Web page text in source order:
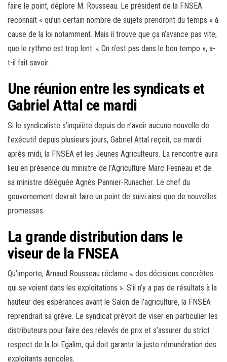
faire le point, déplore M. Rousseau. Le président de la FNSEA
reconnaît « qu’un certain nombre de sujets prendront du temps » à
cause de la loi notamment. Mais il trouve que ça n’avance pas vite,
que le rythme est trop lent. « On n’est pas dans le bon tempo », a-
t-il fait savoir.
Une réunion entre les syndicats et
Gabriel Attal ce mardi
Si le syndicaliste s’inquiète depuis de n’avoir aucune nouvelle de
l’exécutif depuis plusieurs jours, Gabriel Attal reçoit, ce mardi
après-midi, la FNSEA et les Jeunes Agriculteurs. La rencontre aura
lieu en présence du ministre de l’Agriculture Marc Fesneau et de
sa ministre déléguée Agnès Pannier-Runacher. Le chef du
gouvernement devrait faire un point de suivi ainsi que de nouvelles
promesses.
La grande distribution dans le
viseur de la FNSEA
Qu’importe, Arnaud Rousseau réclame « des décisions concrètes
qui se voient dans les exploitations ». S’il n’y a pas de résultats à la
hauteur des espérances avant le Salon de l’agriculture, la FNSEA
reprendrait sa grève. Le syndicat prévoit de viser en particulier les
distributeurs pour faire des relevés de prix et s’assurer du strict
respect de la loi Egalim, qui doit garantir la juste rémunération des
exploitants agricoles.